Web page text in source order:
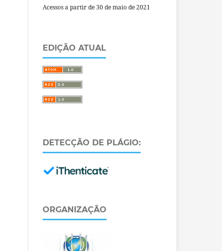
Acessos a partir de 30 de maio de 2021
EDIÇÃO ATUAL
DETECÇÃO DE PLÁGIO:
ORGANIZAÇÃO